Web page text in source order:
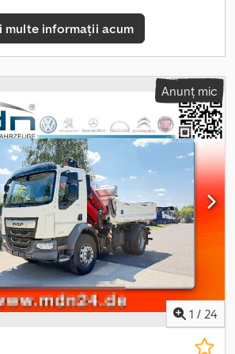
* Anvelope 100%, în stare perfectă *
proprietar Djdsznqx Depfx Anpswa *
net: 109.900 € Posibilitate de a oferi
dreptul de a corecta eventualele erori și
Informațiile din această ofertă sunt
reprezintă garanții. Vânzătorul nu își
pentru erorile de tipar sau de transmitere a
trebuie verificate separat. Toate
sunt orientative și nu constituie o
face în toată țara, la cerere. Program
între orele 9:00 și 17:00. Vineri, între
cerere!!!
multe informații acum
Anunț mic
1 / 24